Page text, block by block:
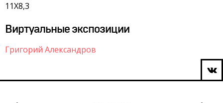
11Х8,3
Виртуальные экспозиции
Григорий Александров